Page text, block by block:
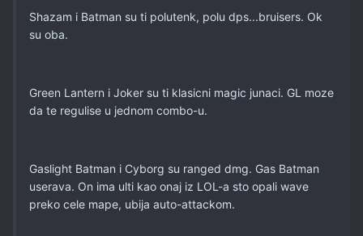
Shazam i Batman su ti polutenk, polu dps...bruisers. Ok
su oba.
Green Lantern i Joker su ti klasicni magic junaci. GL moze
da te regulise u jednom combo-u.
Gaslight Batman i Cyborg su ranged dmg. Gas Batman
userava. On ima ulti kao onaj iz LOL-a sto opali wave
preko cele mape, ubija auto-attackom.